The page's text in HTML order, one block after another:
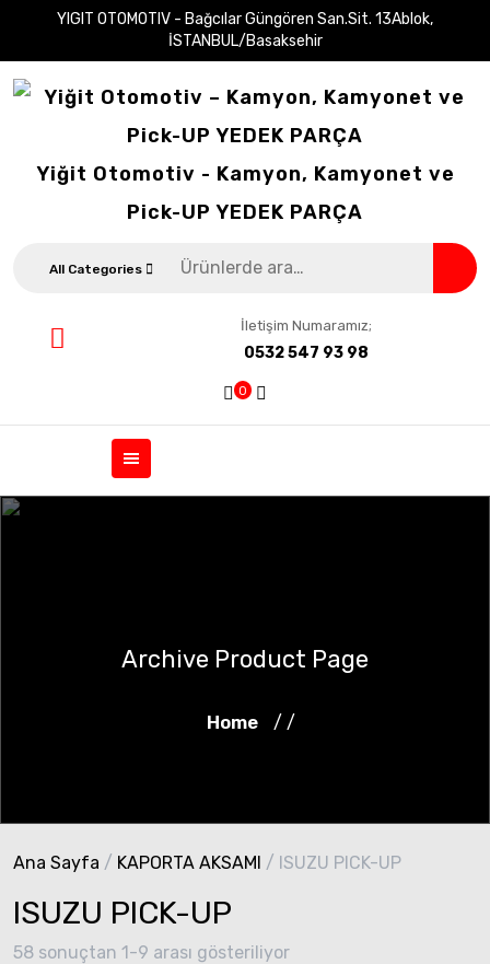
YIGIT OTOMOTIV - Bağcılar Güngören San.Sit. 13Ablok,
İSTANBUL/Basaksehir
Yiğit Otomotiv - Kamyon, Kamyonet ve
Pick-UP YEDEK PARÇA
All Categories
İletişim Numaramız;
0532 547 93 98
0
Archive Product Page
Home / /
Ana Sayfa / KAPORTA AKSAMI / ISUZU PICK-UP
ISUZU PICK-UP
58 sonuçtan 1-9 arası gösteriliyor